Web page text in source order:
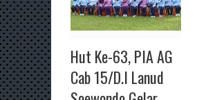
Hut Ke-63, PIA AG
Cab 15/D.I Lanud